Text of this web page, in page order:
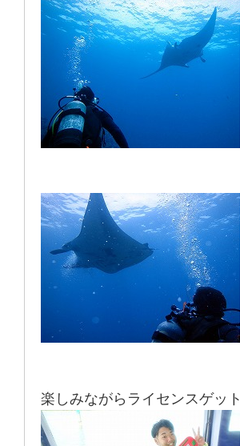
楽しみながらライセンスゲット